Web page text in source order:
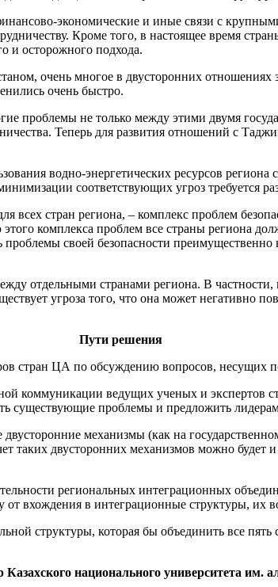
экономические и иные связи с
Кроме того, в настоящее время
и осторожного подхода.
очень многое в двусторонних отношениях
очень быстро.
проблемы не только между этими двумя
Теперь для развития отношений с
водно-энергетических ресурсов
соответствующих угроз требуется
стран региона, – комплекс проблем
комплекса проблем все страны региона
своей безопасности преимущественно
отдельными странами региона. В
угроза того, что она может негативно
Пути решения
стран ЦА по обсуждению вопросов, несущих
коммуникации ведущих ученых и
существующие проблемы и предложить
механизмы (как на
таких двусторонних механизмов можно
региональных интеграционных
вхождения в интеграционные структуры, их
структуры, которая бы объединить все
национального университета им.